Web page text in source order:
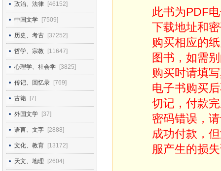
政治、法律 [46152]
中国文学 [7509]
历史、考古 [37252]
哲学、宗教 [11647]
心理学、社会学 [3825]
传记、回忆录 [769]
古籍 [7]
外国文学 [37]
语言、文字 [2888]
文化、教育 [13172]
天文、地理 [2604]
此书为PDF
下载地址和
购买相应的
图书，如需
购买时请填
电子书购买
切记，付款
密码错误，
成功付款，
服产生的损